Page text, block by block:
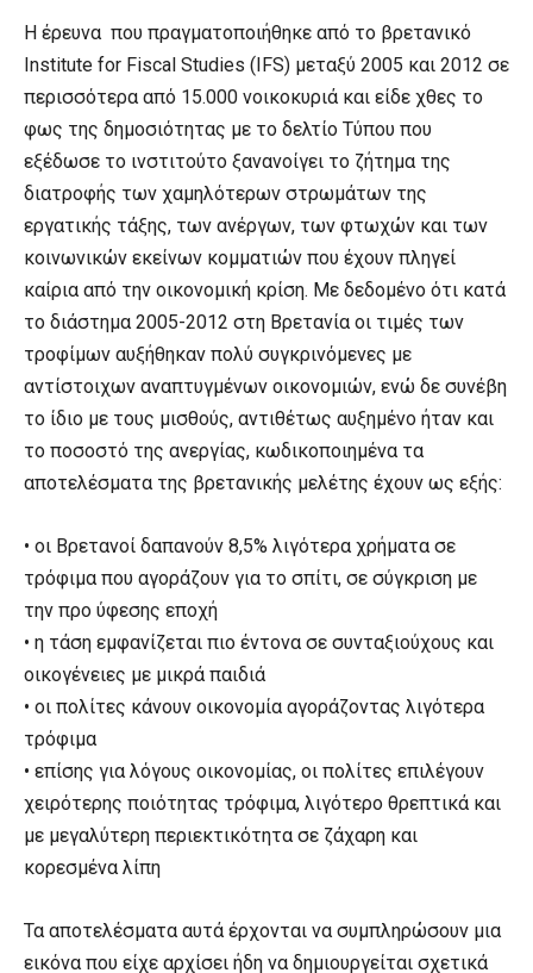
Η έρευνα που πραγματοποιήθηκε από το βρετανικό
Institute for Fiscal Studies (IFS) μεταξύ 2005 και 2012 σε
περισσότερα από 15.000 νοικοκυριά και είδε χθες το
φως της δημοσιότητας με το δελτίο Τύπου που
εξέδωσε το ινστιτούτο ξανανοίγει το ζήτημα της
διατροφής των χαμηλότερων στρωμάτων της
εργατικής τάξης, των ανέργων, των φτωχών και των
κοινωνικών εκείνων κομματιών που έχουν πληγεί
καίρια από την οικονομική κρίση. Με δεδομένο ότι κατά
το διάστημα 2005-2012 στη Βρετανία οι τιμές των
τροφίμων αυξήθηκαν πολύ συγκρινόμενες με
αντίστοιχων αναπτυγμένων οικονομιών, ενώ δε συνέβη
το ίδιο με τους μισθούς, αντιθέτως αυξημένο ήταν και
το ποσοστό της ανεργίας, κωδικοποιημένα τα
αποτελέσματα της βρετανικής μελέτης έχουν ως εξής:
• οι Βρετανοί δαπανούν 8,5% λιγότερα χρήματα σε
τρόφιμα που αγοράζουν για το σπίτι, σε σύγκριση με
την προ ύφεσης εποχή
• η τάση εμφανίζεται πιο έντονα σε συνταξιούχους και
οικογένειες με μικρά παιδιά
• οι πολίτες κάνουν οικονομία αγοράζοντας λιγότερα
τρόφιμα
• επίσης για λόγους οικονομίας, οι πολίτες επιλέγουν
χειρότερης ποιότητας τρόφιμα, λιγότερο θρεπτικά και
με μεγαλύτερη περιεκτικότητα σε ζάχαρη και
κορεσμένα λίπη
Τα αποτελέσματα αυτά έρχονται να συμπληρώσουν μια
εικόνα που είχε αρχίσει ήδη να δημιουργείται σχετικά